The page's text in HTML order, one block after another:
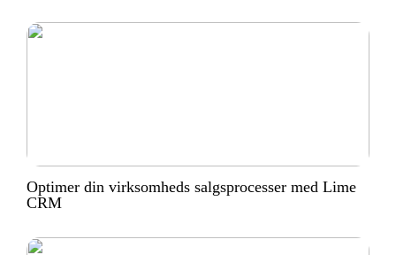
Optimer din virksomheds salgsprocesser med Lime
CRM